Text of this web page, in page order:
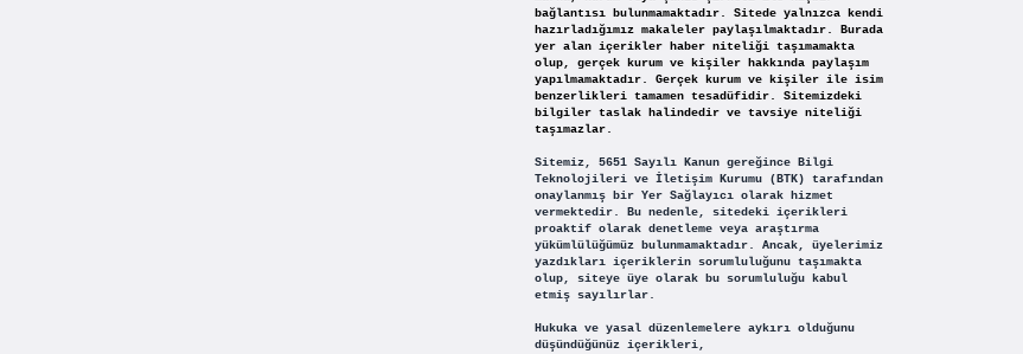
bağlantısı bulunmamaktadır. Sitede yalnızca kendi
hazırladığımız makaleler paylaşılmaktadır. Burada
yer alan içerikler haber niteliği taşımamakta
olup, gerçek kurum ve kişiler hakkında paylaşım
yapılmamaktadır. Gerçek kurum ve kişiler ile isim
benzerlikleri tamamen tesadüfidir. Sitemizdeki
bilgiler taslak halindedir ve tavsiye niteliği
taşımazlar.
Sitemiz, 5651 Sayılı Kanun gereğince Bilgi
Teknolojileri ve İletişim Kurumu (BTK) tarafından
onaylanmış bir Yer Sağlayıcı olarak hizmet
vermektedir. Bu nedenle, sitedeki içerikleri
proaktif olarak denetleme veya araştırma
yükümlülüğümüz bulunmamaktadır. Ancak, üyelerimiz
yazdıkları içeriklerin sorumluluğunu taşımakta
olup, siteye üye olarak bu sorumluluğu kabul
etmiş sayılırlar.
Hukuka ve yasal düzenlemelere aykırı olduğunu
düşündüğünüz içerikleri,